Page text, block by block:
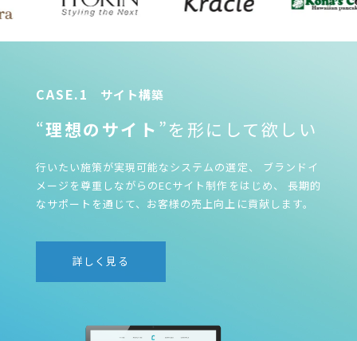
CASE.1 サイト構築
“理想のサイト ”を形にして欲しい
行いたい施策が実現可能なシステムの選定、
ブランドイ
メージを尊重しながらのECサイト制作をはじめ、
長期的
なサポートを通じて、お客様の売上向上に貢献します。
詳しく見る